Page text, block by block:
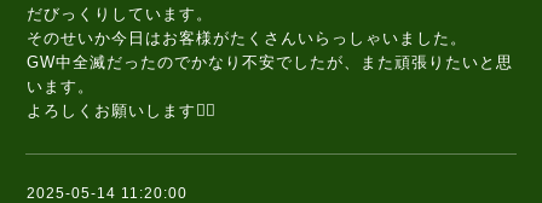
だびっくりしています。
そのせいか今日はお客様がたくさんいらっしゃいました。
GW中全滅だったのでかなり不安でしたが、また頑張りたいと思
います。
よろしくお願いします🙇‍♀️
2025-05-14 11:20:00